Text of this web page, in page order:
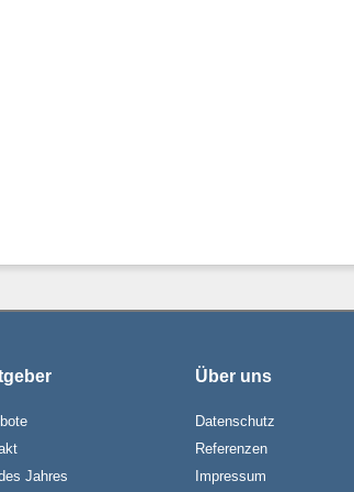
Jahres
Über uns
Datenschutz
Referenzen
Impressum